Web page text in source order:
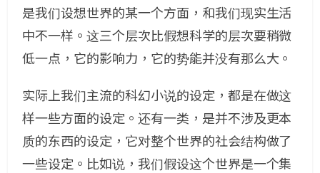
是我们设想世界的某一个方面，和我们现实生活
中不一样。这三个层次比假想科学的层次要稍微
低一点，它的影响力，它的势能并没有那么大。
实际上我们主流的科幻小说的设定，都是在做这
样一些方面的设定。还有一类，是并不涉及更本
质的东西的设定，它对整个世界的社会结构做了
一些设定。比如说，我们假设这个世界是一个集